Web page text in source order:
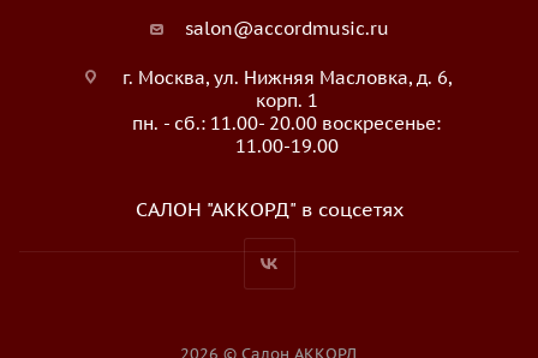
salon@accordmusic.ru
г. Москва, ул. Нижняя Масловка, д. 6,
корп. 1
пн. - сб.: 11.00- 20.00 воскресенье:
11.00-19.00
САЛОН "АККОРД" в соцсетях
2026 © Салон АККОРД